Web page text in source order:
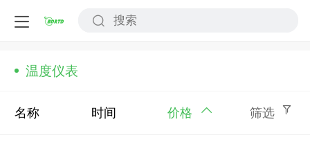
温度仪表
名称 时间 价格 筛选